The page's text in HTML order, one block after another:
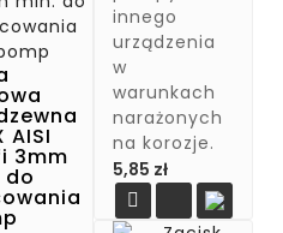
AISI
3mm
do
innego
urządzenia
w
warunkach
narażonych
na korozje.
5,85 złCena
